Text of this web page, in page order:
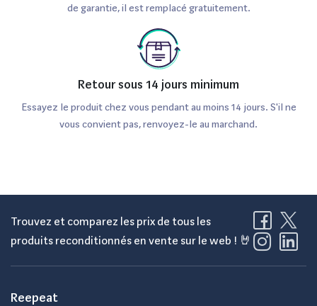
de garantie, il est remplacé gratuitement.
Retour sous 14 jours minimum
Essayez le produit chez vous pendant au moins 14 jours. S'il ne
vous convient pas, renvoyez-le au marchand.
Trouvez et comparez les prix de tous les
produits reconditionnés en vente sur le web ! 🤘
Reepeat